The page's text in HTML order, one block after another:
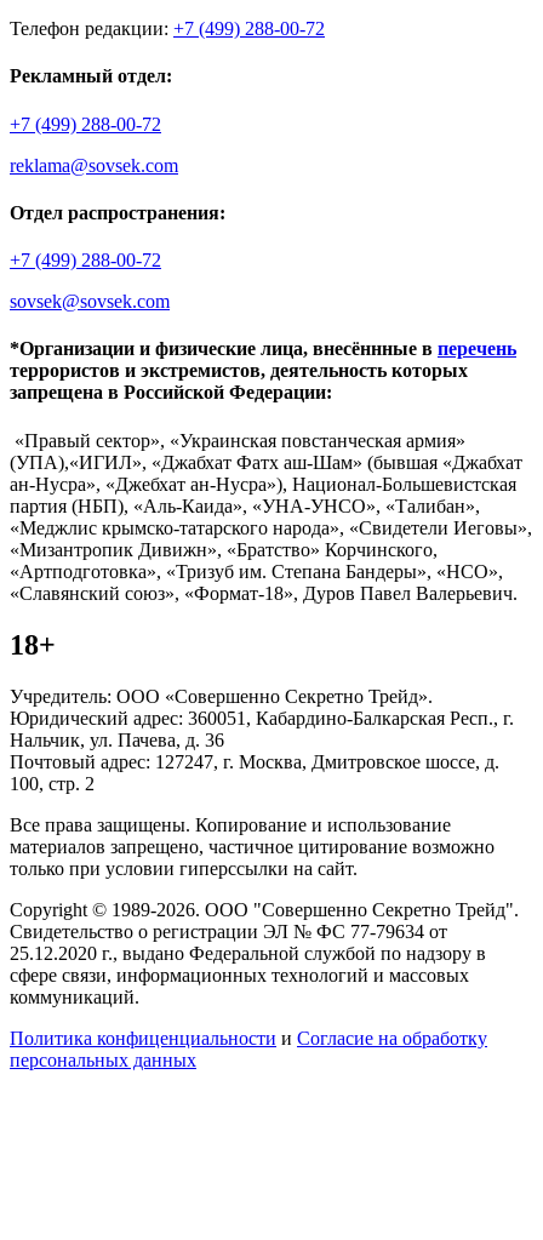
Телефон редакции: +7 (499) 288-00-72
Рекламный отдел:
+7 (499) 288-00-72
reklama@sovsek.com
Отдел распространения:
+7 (499) 288-00-72
sovsek@sovsek.com
*Организации и физические лица, внесённные в перечень
террористов и экстремистов, деятельность которых
запрещена в Российской Федерации:
«Правый сектор», «Украинская повстанческая армия»
(УПА),«ИГИЛ», «Джабхат Фатх аш-Шам» (бывшая «Джабхат
ан-Нусра», «Джебхат ан-Нусра»), Национал-Большевистская
партия (НБП), «Аль-Каида», «УНА-УНСО», «Талибан»,
«Меджлис крымско-татарского народа», «Свидетели Иеговы»,
«Мизантропик Дивижн», «Братство» Корчинского,
«Артподготовка», «Тризуб им. Степана Бандеры», «НСО»,
«Славянский союз», «Формат-18», Дуров Павел Валерьевич.
18+
Учредитель: ООО «Совершенно Секретно Трейд».
Юридический адрес: 360051, Кабардино-Балкарская Респ., г.
Нальчик, ул. Пачева, д. 36
Почтовый адрес: 127247, г. Москва, Дмитровское шоссе, д.
100, стр. 2
Все права защищены. Копирование и использование
материалов запрещено, частичное цитирование возможно
только при условии гиперссылки на сайт.
Copyright © 1989-2026. ООО "Совершенно Секретно Трейд".
Свидетельство о регистрации ЭЛ № ФС 77-79634 от
25.12.2020 г., выдано Федеральной службой по надзору в
сфере связи, информационных технологий и массовых
коммуникаций.
Политика конфиценциальности и Согласие на обработку
персональных данных